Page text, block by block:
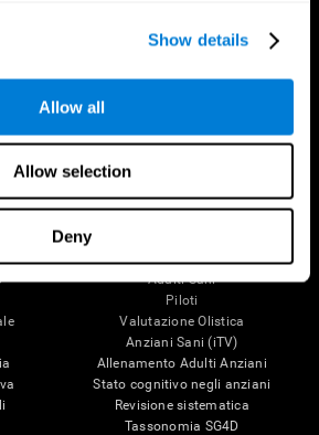
Show details
Allow all
Allow selection
Deny
Ricerca
Convalida della terapia digitale
Adulti Sani
Piloti
Valutazione Olistica
Anziani Sani (iTV)
Allenamento Adulti Anziani
Stato cognitivo negli anziani
Revisione sistematica
Tassonomia SG4D